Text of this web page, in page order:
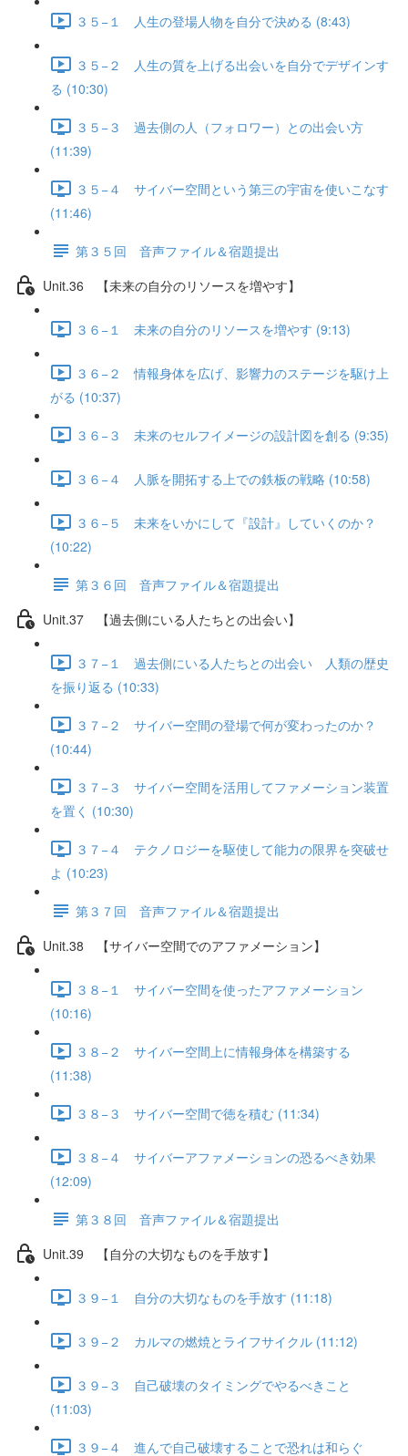
３５−１ 人生の登場人物を自分で決める (8:43)
３５−２ 人生の質を上げる出会いを自分でデザインす
る (10:30)
３５−３ 過去側の人（フォロワー）との出会い方
(11:39)
３５−４ サイバー空間という第三の宇宙を使いこなす
(11:46)
第３５回 音声ファイル＆宿題提出
Unit.36 【未来の自分のリソースを増やす】
３６−１ 未来の自分のリソースを増やす (9:13)
３６−２ 情報身体を広げ、影響力のステージを駆け上
がる (10:37)
３６−３ 未来のセルフイメージの設計図を創る (9:35)
３６−４ 人脈を開拓する上での鉄板の戦略 (10:58)
３６−５ 未来をいかにして『設計』していくのか？
(10:22)
第３６回 音声ファイル＆宿題提出
Unit.37 【過去側にいる人たちとの出会い】
３７−１ 過去側にいる人たちとの出会い 人類の歴史
を振り返る (10:33)
３７−２ サイバー空間の登場で何が変わったのか？
(10:44)
３７−３ サイバー空間を活用してファメーション装置
を置く (10:30)
３７−４ テクノロジーを駆使して能力の限界を突破せ
よ (10:23)
第３７回 音声ファイル＆宿題提出
Unit.38 【サイバー空間でのアファメーション】
３８−１ サイバー空間を使ったアファメーション
(10:16)
３８−２ サイバー空間上に情報身体を構築する
(11:38)
３８−３ サイバー空間で徳を積む (11:34)
３８−４ サイバーアファメーションの恐るべき効果
(12:09)
第３８回 音声ファイル＆宿題提出
Unit.39 【自分の大切なものを手放す】
３９−１ 自分の大切なものを手放す (11:18)
３９−２ カルマの燃焼とライフサイクル (11:12)
３９−３ 自己破壊のタイミングでやるべきこと
(11:03)
３９−４ 進んで自己破壊することで恐れは和らぐ